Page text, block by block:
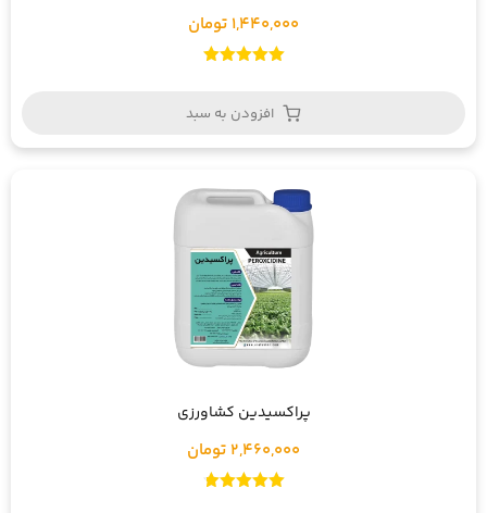
1,440,000 تومان
افزودن به سبد
پراکسیدین کشاورزی
2,460,000 تومان